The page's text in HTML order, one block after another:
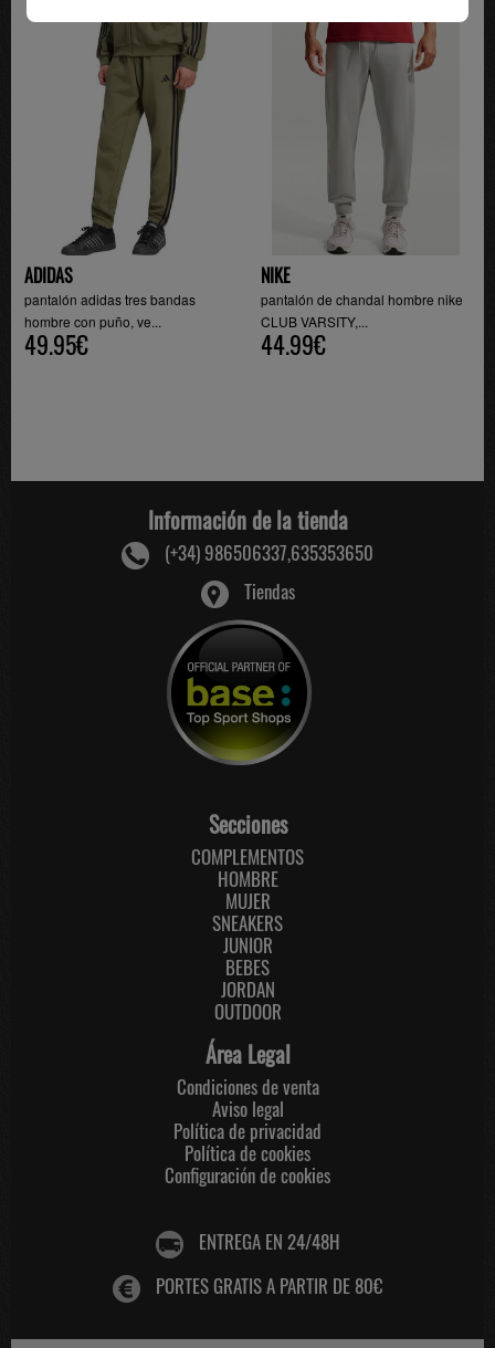
ADIDAS
pantalón adidas tres bandas
hombre con puño, ve...
49.95€
NIKE
pantalón de chandal hombre nike
CLUB VARSITY,...
44.99€
Información de la tienda
(+34) 986506337,635353650
Tiendas
Secciones
COMPLEMENTOS
HOMBRE
MUJER
SNEAKERS
JUNIOR
BEBES
JORDAN
OUTDOOR
Área Legal
Condiciones de venta
Aviso legal
Política de privacidad
Política de cookies
Configuración de cookies
ENTREGA EN 24/48H
PORTES GRATIS A PARTIR DE 80€